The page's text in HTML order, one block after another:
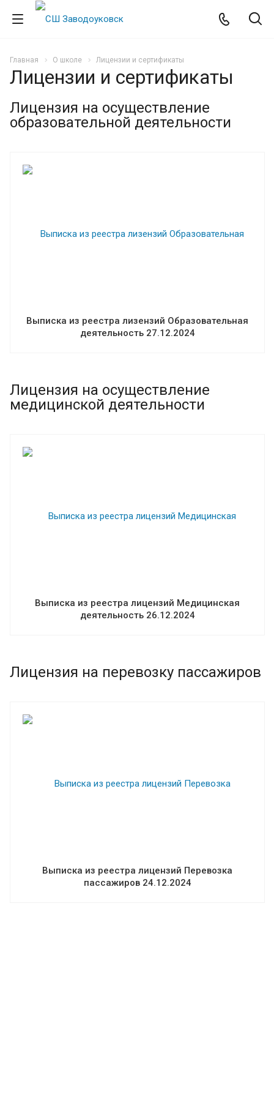
Главная О школе Лицензии и сертификаты
Лицензии и сертификаты
Лицензия на осуществление
образовательной деятельности
Выписка из реестра лизензий Образовательная
деятельность 27.12.2024
Лицензия на осуществление
медицинской деятельности
Выписка из реестра лицензий Медицинская
деятельность 26.12.2024
Лицензия на перевозку пассажиров
Выписка из реестра лицензий Перевозка
пассажиров 24.12.2024